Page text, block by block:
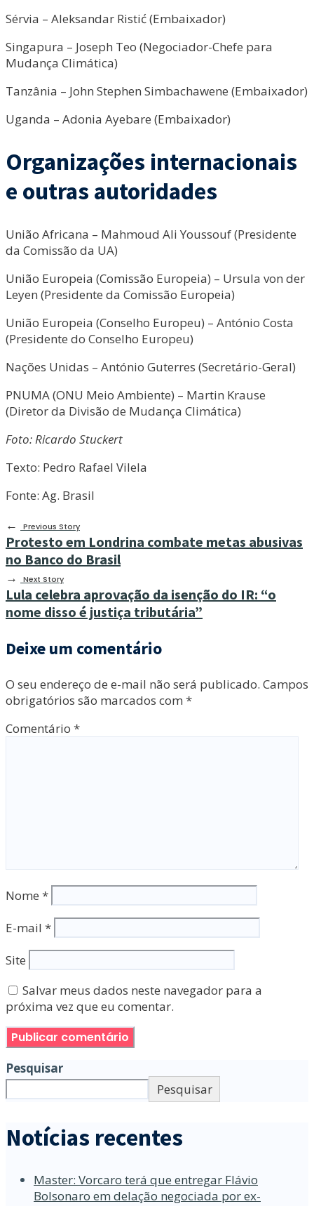
Sérvia – Aleksandar Ristić (Embaixador)
Singapura – Joseph Teo (Negociador-Chefe para
Mudança Climática)
Tanzânia – John Stephen Simbachawene (Embaixador)
Uganda – Adonia Ayebare (Embaixador)
Organizações internacionais
e outras autoridades
União Africana – Mahmoud Ali Youssouf (Presidente
da Comissão da UA)
União Europeia (Comissão Europeia) – Ursula von der
Leyen (Presidente da Comissão Europeia)
União Europeia (Conselho Europeu) – António Costa
(Presidente do Conselho Europeu)
Nações Unidas – António Guterres (Secretário-Geral)
PNUMA (ONU Meio Ambiente) – Martin Krause
(Diretor da Divisão de Mudança Climática)
Foto: Ricardo Stuckert
Texto: Pedro Rafael Vilela
Fonte: Ag. Brasil
←
Previous Story
Protesto em Londrina combate metas abusivas
no Banco do Brasil
→ Next Story
Lula celebra aprovação da isenção do IR: “o
nome disso é justiça tributária”
Deixe um comentário
O seu endereço de e-mail não será publicado. Campos
obrigatórios são marcados com *
Comentário *
Nome *
E-mail *
Site
Salvar meus dados neste navegador para a
próxima vez que eu comentar.
Pesquisar
Pesquisar
Notícias recentes
Master: Vorcaro terá que entregar Flávio
Bolsonaro em delação negociada por ex-